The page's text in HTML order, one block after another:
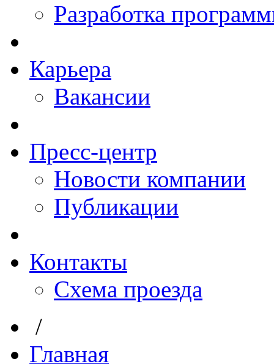
Разработка
Карьера
Вакансии
Пресс-центр
Новости компании
Публикации
Контакты
Схема проезда
/
Главная